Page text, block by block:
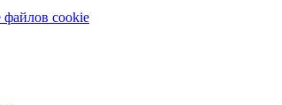
файлов cookie